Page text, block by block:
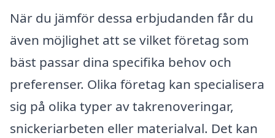
När du jämför dessa erbjudanden får du
även möjlighet att se vilket företag som
bäst passar dina specifika behov och
preferenser. Olika företag kan specialisera
sig på olika typer av takrenoveringar,
snickeriarbeten eller materialval. Det kan